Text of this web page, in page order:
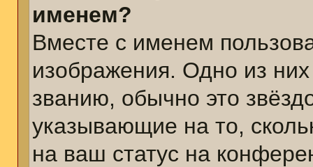
именем?
Вместе с именем
изображения. Одно из
званию, обычно это
указывающие на то,
на ваш статус на